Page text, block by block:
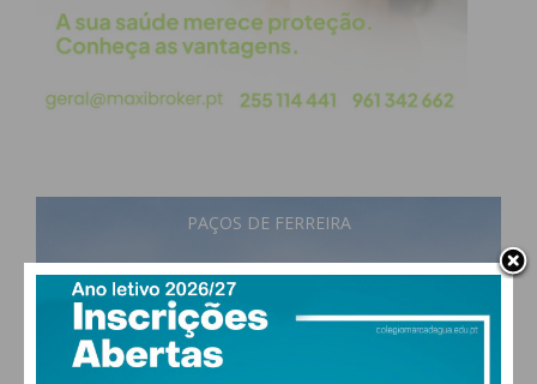
PAÇOS DE FERREIRA
17°
few clouds
vento: 1m/s ESE